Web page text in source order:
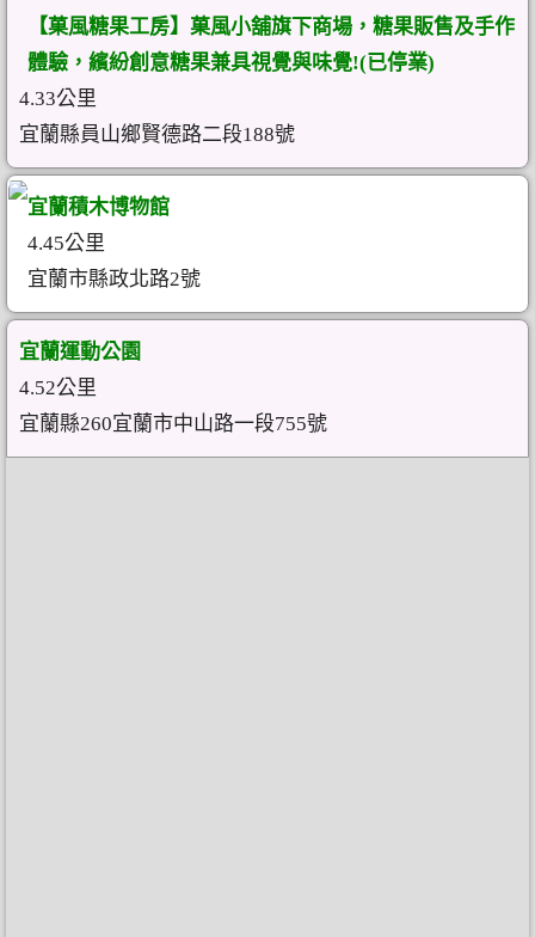
【菓風糖果工房】菓風小舖旗下商場，糖果販售及手作
體驗，繽紛創意糖果兼具視覺與味覺!(已停業)
4.33公里
宜蘭縣員山鄉賢德路二段188號
宜蘭積木博物館
4.45公里
宜蘭市縣政北路2號
宜蘭運動公園
4.52公里
宜蘭縣260宜蘭市中山路一段755號